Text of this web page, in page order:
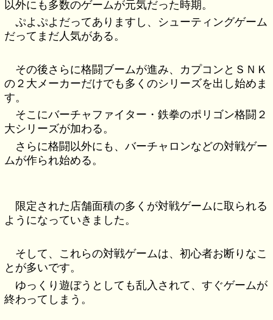
以外にも多数のゲームが元気だった時期。
ぷよぷよだってありますし、シューティングゲーム
だってまだ人気がある。
その後さらに格闘ブームが進み、カプコンとＳＮＫ
の２大メーカーだけでも多くのシリーズを出し始めま
す。
そこにバーチャファイター・鉄拳のポリゴン格闘２
大シリーズが加わる。
さらに格闘以外にも、バーチャロンなどの対戦ゲー
ムが作られ始める。
限定された店舗面積の多くが対戦ゲームに取られる
ようになっていきました。
そして、これらの対戦ゲームは、初心者お断りなこ
とが多いです。
ゆっくり遊ぼうとしても乱入されて、すぐゲームが
終わってしまう。